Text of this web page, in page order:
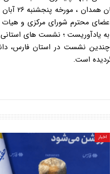
استقبال اقشار و جریان ها از این نشست
اعضای محترم شورای مرکزی و
. لازم به یادآوریست ؛ نشست های
نشست در استان فارس،
است.
اخبار